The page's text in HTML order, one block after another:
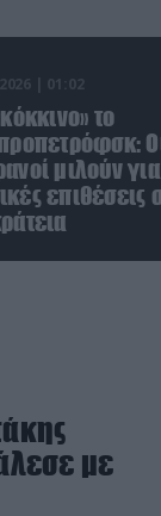
| 01:02
το
μιλούν
επιθέσεις
με